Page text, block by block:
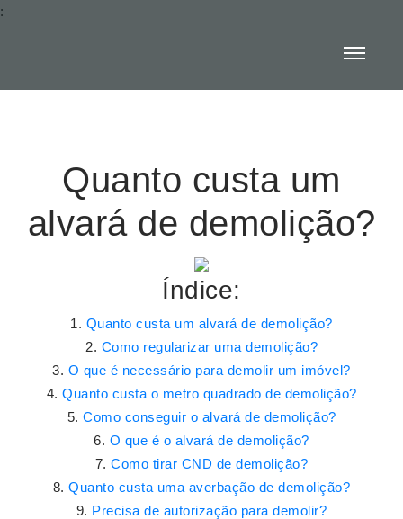
:
Quanto custa um
alvará de demolição?
Índice:
Quanto custa um alvará de demolição?
Como regularizar uma demolição?
O que é necessário para demolir um imóvel?
Quanto custa o metro quadrado de demolição?
Como conseguir o alvará de demolição?
O que é o alvará de demolição?
Como tirar CND de demolição?
Quanto custa uma averbação de demolição?
Precisa de autorização para demolir?